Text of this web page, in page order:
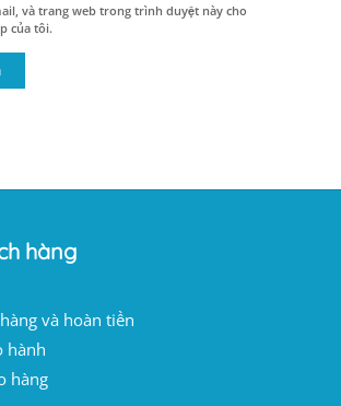
và trang web trong trình duyệt này cho
của tôi.
hàng
và hoàn tiền
hành
hàng